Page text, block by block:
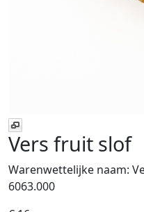
Vers fruit slof
Warenwettelijke naam:
6063.000